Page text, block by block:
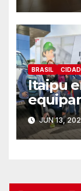
BRASIL
Itaipu
JUN 13,